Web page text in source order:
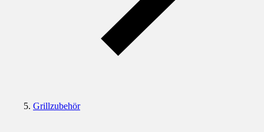
Grillzubehör